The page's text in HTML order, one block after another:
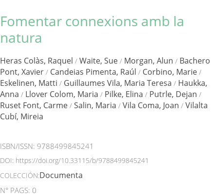
Fomentar connexions amb la
natura
Heras Colàs, Raquel / Waite, Sue / Morgan, Alun / Bachero
Pont, Xavier / Candeias Pimenta, Raúl / Corbino, Marie /
Eskelinen, Matti / Guillaumes Vila, Maria Teresa / Haukka,
Anna / Llover Colom, Maria / Pilke, Elina / Putrle, Dejan /
Ruset Font, Carme / Salin, Maria / Vila Coma, Joan / Vilalta
Cubí, Mireia
ISBN/ISSN: 9788499845241
DOI: https://doi.org/10.33115/b/9788499845241
COLECCIÓN:Documenta
N° PAGS: 0